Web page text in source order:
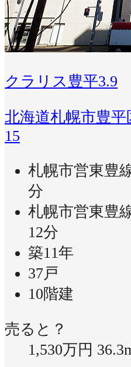
クラリス豊平3.9
北海道札幌市豊平
15
札幌市営東豊
分
札幌市営東豊
12分
築11年
37戸
10階建
売ると？
1,530万円